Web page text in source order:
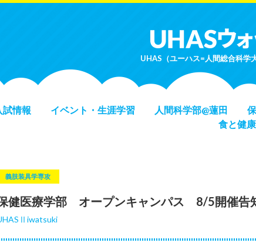
UHAS（ユーハス=人間総合科学
試情報 イベント・生涯学習 人間科学部@蓮田
食と健康
義肢装具学専攻
健医療学部 オープンキャンパス 8/5開催